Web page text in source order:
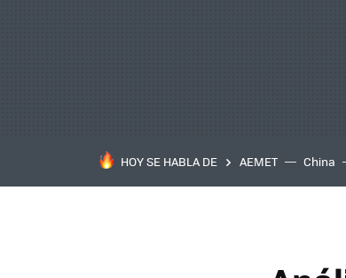
HOY SE HABLA DE AEMET China